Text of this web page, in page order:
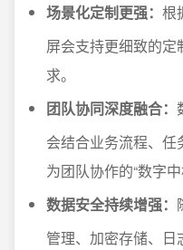
场景化定制更强： 根
屏会支持更细致的
求。
团队协同深度融合：
会结合业务流程、
为团队协作的“数字中
数据安全持续增强：
管理、加密存储、